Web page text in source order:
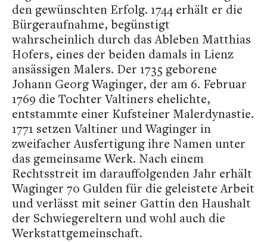
den gewünschten Erfolg. 1744 erhält er die
Bürgeraufnahme, begünstigt
wahrscheinlich durch das Ableben Matthias
Hofers, eines der beiden damals in Lienz
ansässigen Malers. Der 1735 geborene
Johann Georg Waginger, der am 6. Februar
1769 die Tochter Valtiners ehelichte,
entstammte einer Kufsteiner Malerdynastie.
1771 setzen Valtiner und Waginger in
zweifacher Ausfertigung ihre Namen unter
das gemeinsame Werk. Nach einem
Rechtsstreit im darauffolgenden Jahr erhält
Waginger 70 Gulden für die geleistete Arbeit
und verlässt mit seiner Gattin den Haushalt
der Schwiegereltern und wohl auch die
Werkstattgemeinschaft.